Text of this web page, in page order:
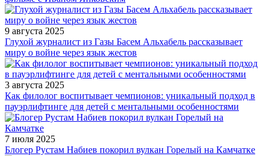
9 августа 2025
Глухой журналист из Газы Басем Альхабель рассказывает
миру о войне через язык жестов
3 августа 2025
Как филолог воспитывает чемпионов: уникальный подход в
пауэрлифтинге для детей с ментальными особенностями
7 июля 2025
Блогер Рустам Набиев покорил вулкан Горелый на Камчатке